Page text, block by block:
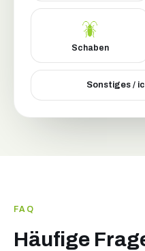
Schaben
Sonstiges /
FAQ
Häufige